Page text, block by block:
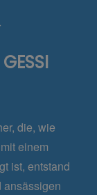
die, wie
einem
ist, entstand
ansässigen